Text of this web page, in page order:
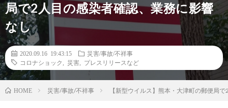
局で2人目の感染者確認、業務に影響
なし
2020.09.16 19:43:15
災害/事故/不祥事
コロナショック
災害 プレスリリースなど
HOME 災害/事故/不祥事 【新型ウイルス】熊本・大津町の郵便局